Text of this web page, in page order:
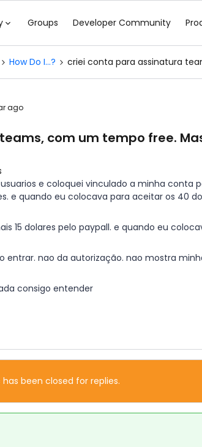
Groups Developer Community
How Do I...? criei conta para assinatura
ago
com um tempo free.
e coloquei vinculado a minha conta
e quando eu colocava para aceitar os 40
15 dolares pelo paypall. e quando eu
entrar. nao da autorização. nao mostra
consigo entender
has been closed for replies.